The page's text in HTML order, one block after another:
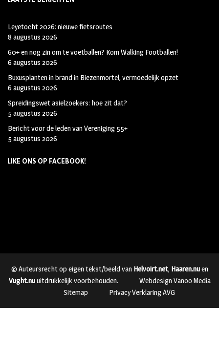
Leyetocht 2026: nieuwe fietsroutes
8 augustus 2026
60+ en nog zin om te voetballen? Kom Walking Footballen!
6 augustus 2026
Buxusplanten in brand in Biezenmortel, vermoedelijk opzet
6 augustus 2026
Spreidingswet asielzoekers: hoe zit dat?
5 augustus 2026
Bericht voor de leden van Vereniging 55+
5 augustus 2026
LIKE ONS OP FACEBOOK!
© Auteursrecht op eigen tekst/beeld van Helvoirt.net, Haaren.nuen
Vught.nuuitdrukkelijk voorbehouden.
Webdesign Vanoo Media
Sitemap
Privacy Verklaring AVG